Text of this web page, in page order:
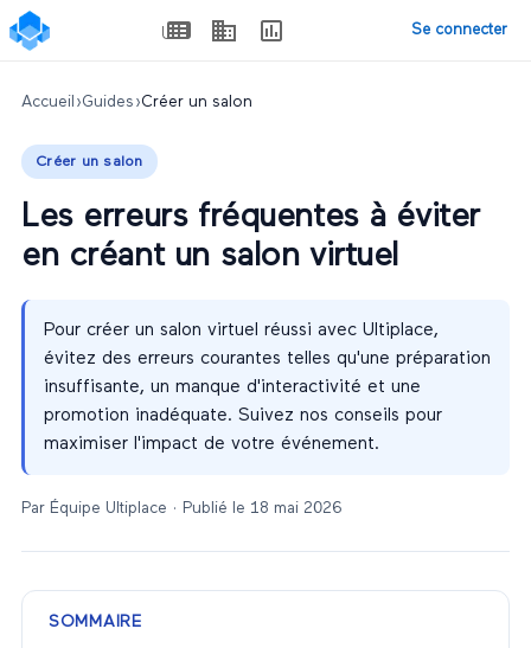
Se connecter
Accueil ›Guides ›Créer un salon
Créer un salon
Les erreurs fréquentes à éviter
en créant un salon virtuel
Pour créer un salon virtuel réussi avec Ultiplace,
évitez des erreurs courantes telles qu'une préparation
insuffisante, un manque d'interactivité et une
promotion inadéquate. Suivez nos conseils pour
maximiser l'impact de votre événement.
Par Équipe Ultiplace · Publié le 18 mai 2026
SOMMAIRE